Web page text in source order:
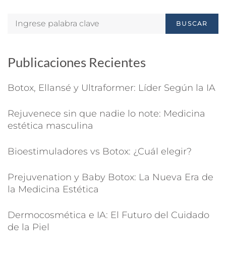
BUSCAR
Publicaciones Recientes
Botox, Ellansé y Ultraformer: Líder Según la IA
Rejuvenece sin que nadie lo note: Medicina
estética masculina
Bioestimuladores vs Botox: ¿Cuál elegir?
Prejuvenation y Baby Botox: La Nueva Era de
la Medicina Estética
Dermocosmética e IA: El Futuro del Cuidado
de la Piel